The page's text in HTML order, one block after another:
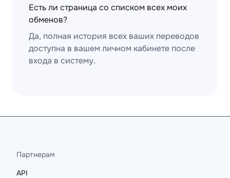
Есть ли страница со списком всех моих
обменов?
Да, полная история всех ваших переводов
доступна в вашем личном кабинете после
входа в систему.
Партнерам
API